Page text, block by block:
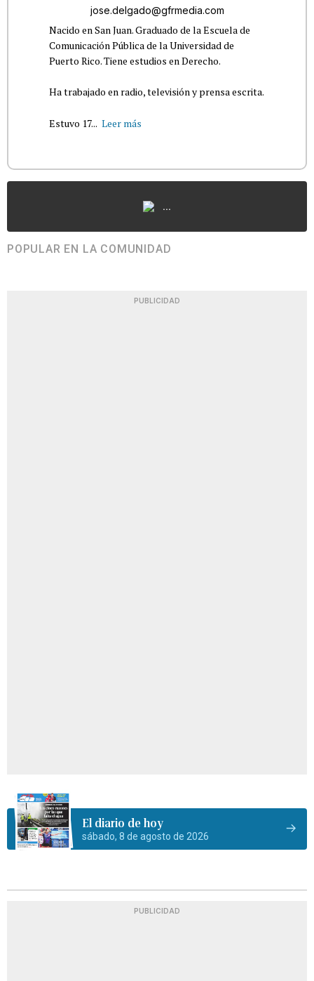
jose.delgado@gfrmedia.com
Nacido en San Juan. Graduado de la Escuela de
Comunicación Pública de la Universidad de
Puerto Rico. Tiene estudios en Derecho.
Ha trabajado en radio, televisión y prensa escrita.
Estuvo 17... Leer más
...
POPULAR EN LA COMUNIDAD
PUBLICIDAD
El diario de hoy
sábado, 8 de agosto de 2026
PUBLICIDAD